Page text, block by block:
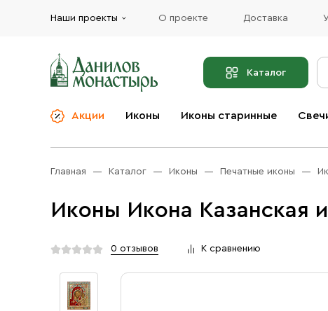
Наши проекты О проекте Доставка
Каталог
Акции Иконы Иконы старинные
Церковная утварь
Иконы
Бренды
Услуги
Главная Каталог Иконы Печатные иконы
Иконы Икона Казанская
0 отзывов К сравнению